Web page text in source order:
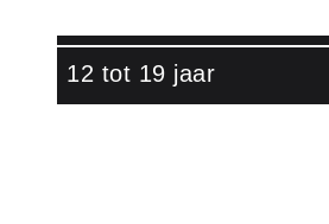
12 tot 19 jaar